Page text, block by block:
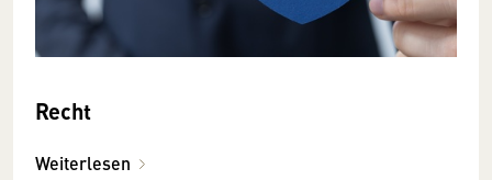
Recht
Weiterlesen